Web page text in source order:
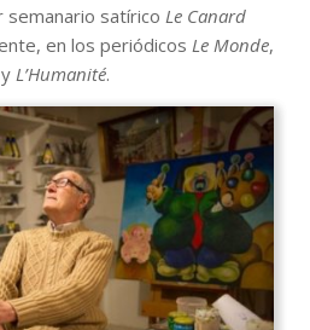
semanario satírico Le Canard
en los periódicos Le Monde,
y L’Humanité.